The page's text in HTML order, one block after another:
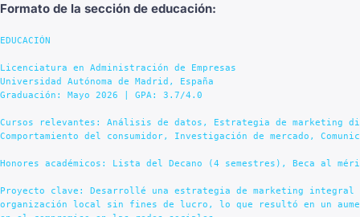
Formato de la sección de educación:
EDUCACIÓN
Licenciatura en Administración de Empresas
Universidad Autónoma de Madrid, España
Graduación: Mayo 2026 | GPA: 3.7/4.0
Cursos relevantes: Análisis de datos, Estrategia de
Comportamiento del consumidor, Investigación de mercado,
Honores académicos: Lista del Decano (4 semestres), Beca al
Proyecto clave: Desarrollé una estrategia de marketing integral
organización local sin fines de lucro, lo que resultó en un